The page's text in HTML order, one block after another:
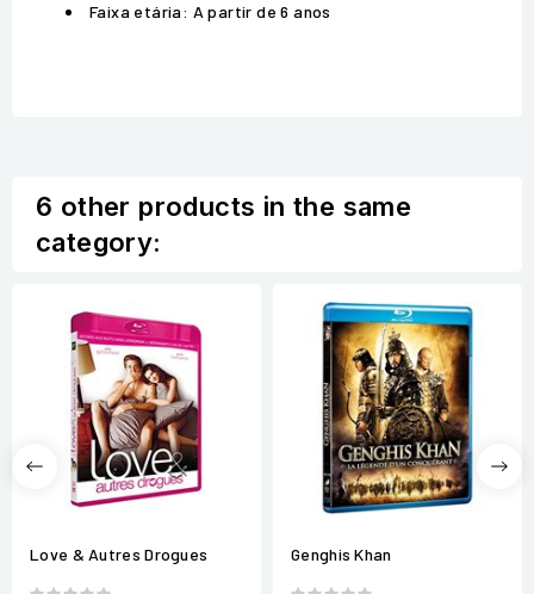
Faixa etária: A partir de 6 anos
6 other products in the same
category:
Love & Autres Drogues Genghis Khan